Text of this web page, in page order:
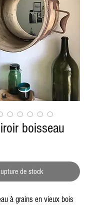
boisseau
de stock
à grains en vieux bois